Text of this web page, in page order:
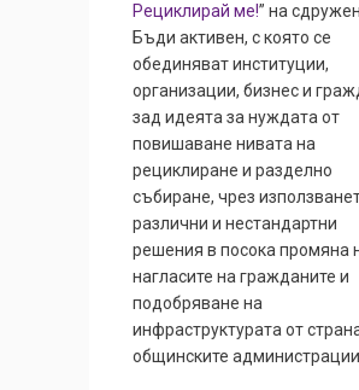
Рециклирай ме!” на
Бъди активен, с която се
обединяват институции,
организации, бизнес и
зад идеята за нуждата от
повишаване нивата на
рециклиране и разделно
събиране, чрез
различни и нестандартни
решения в посока промяна
нагласите на гражданите и
подобряване на
инфраструктурата от
общинските